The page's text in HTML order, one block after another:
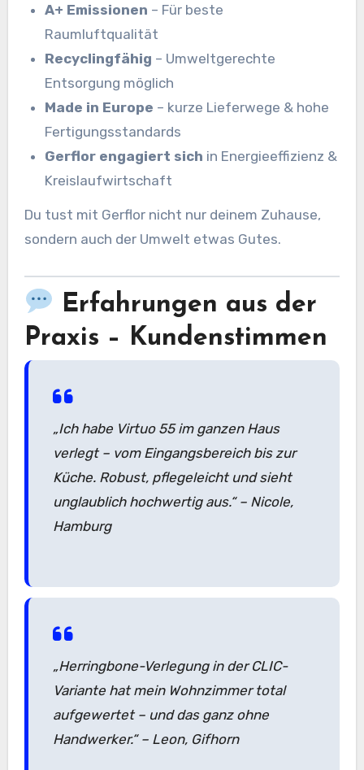
A+ Emissionen – Für beste
Raumluftqualität
Recyclingfähig – Umweltgerechte
Entsorgung möglich
Made in Europe – kurze Lieferwege & hohe
Fertigungsstandards
Gerflor engagiert sich in Energieeffizienz &
Kreislaufwirtschaft
Du tust mit Gerflor nicht nur deinem Zuhause,
sondern auch der Umwelt etwas Gutes.
Erfahrungen aus der
Praxis – Kundenstimmen
„Ich habe Virtuo 55 im ganzen Haus
verlegt – vom Eingangsbereich bis zur
Küche. Robust, pflegeleicht und sieht
unglaublich hochwertig aus.“– Nicole,
Hamburg
„Herringbone-Verlegung in der CLIC-
Variante hat mein Wohnzimmer total
aufgewertet – und das ganz ohne
Handwerker.“– Leon, Gifhorn